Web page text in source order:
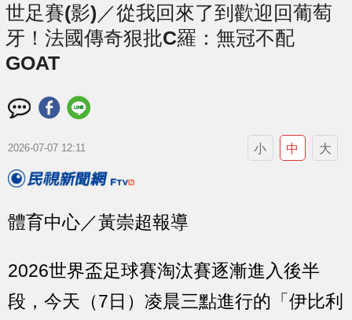
世足賽(影)／從我回來了到歡迎回葡萄
牙！法國傳奇狠批C羅：無冠不配
GOAT
2026-07-07 12:11 小 中 大
體育中心／黃崇超報導
2026世界盃足球賽淘汰賽逐漸進入後半
段，今天（7日）凌晨三點進行的「伊比利